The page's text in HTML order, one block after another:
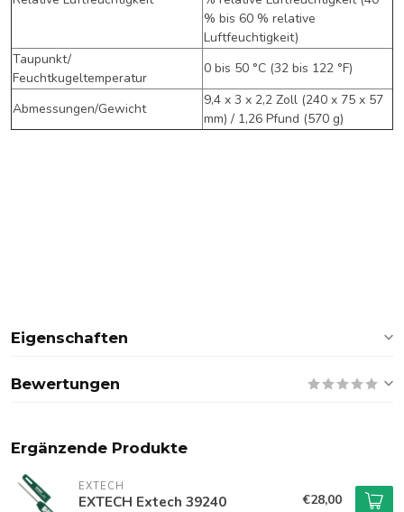
% bis 60 % relative
Luftfeuchtigkeit)
Taupunkt/
Feuchtkugeltemperatur
0 bis 50 °C (32 bis 122 °F)
Abmessungen/Gewicht
9,4 x 3 x 2,2 Zoll (240 x 75 x 57
mm) / 1,26 Pfund (570 g)
Eigenschaften
Bewertungen
Ergänzende Produkte
EXTECH
EXTECH Extech 39240 €28,00